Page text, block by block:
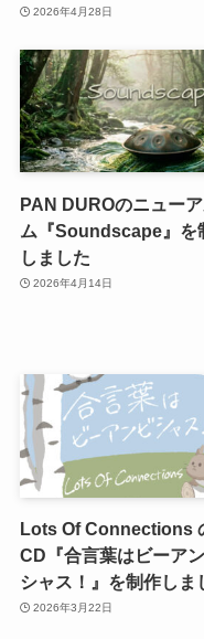
2026年4月28日
PAN DUROのニュー
ム『Soundscape』を
しました
2026年4月14日
Lots Of Connections
CD『合言葉はビーア
シャス！』を制作しま
2026年3月22日